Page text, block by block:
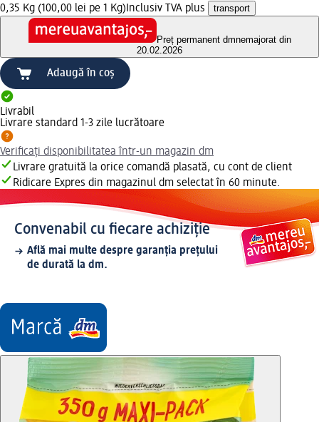
0,35 Kg (100,00 lei pe 1 Kg) Inclusiv TVA plus transport
Preț permanent dmnemajorat din
20.02.2026
Adaugă în coș
Livrabil
Livrare standard 1-3 zile lucrătoare
Verificați disponibilitatea într-un magazin dm
Livrare gratuită la orice comandă plasată, cu cont de client
Ridicare Expres din magazinul dm selectat în 60 minute.
Convenabil cu fiecare achiziție
Află mai multe despre garanția prețului
de durată la dm.